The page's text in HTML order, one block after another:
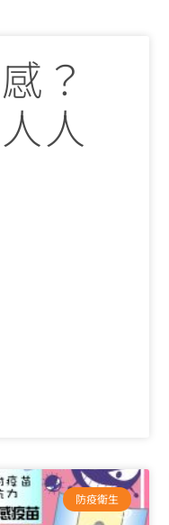
？
人
防疫衛生